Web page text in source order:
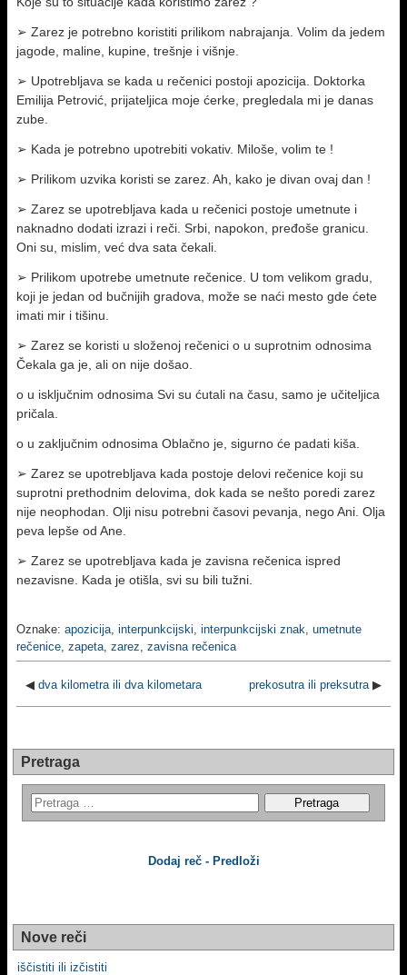
➢ Zarez je potrebno koristiti prilikom nabrajanja. Volim da jedem
jagode, maline, kupine, trešnje i višnje.
➢ Upotrebljava se kada u rečenici postoji apozicija. Doktorka
Emilija Petrović, prijateljica moje ćerke, pregledala mi je danas
zube.
➢ Kada je potrebno upotrebiti vokativ. Miloše, volim te !
➢ Prilikom uzvika koristi se zarez. Ah, kako je divan ovaj dan !
➢ Zarez se upotrebljava kada u rečenici postoje umetnute i
naknadno dodati izrazi i reči. Srbi, napokon, pređoše granicu.
Oni su, mislim, već dva sata čekali.
➢ Prilikom upotrebe umetnute rečenice. U tom velikom gradu,
koji je jedan od bučnijih gradova, može se naći mesto gde ćete
imati mir i tišinu.
➢ Zarez se koristi u složenoj rečenici o u suprotnim odnosima
Čekala ga je, ali on nije došao.
o u isključnim odnosima Svi su ćutali na času, samo je učiteljica
pričala.
o u zaključnim odnosima Oblačno je, sigurno će padati kiša.
➢ Zarez se upotrebljava kada postoje delovi rečenice koji su
suprotni prethodnim delovima, dok kada se nešto poredi zarez
nije neophodan. Olji nisu potrebni časovi pevanja, nego Ani. Olja
peva lepše od Ane.
➢ Zarez se upotrebljava kada je zavisna rečenica ispred
nezavisne. Kada je otišla, svi su bili tužni.
Oznake: apozicija, interpunkcijski, interpunkcijski znak, umetnute
rečenice, zapeta, zarez, zavisna rečenica
◀ dva kilometra ili dva kilometara prekosutra ili preksutra▶
Pretraga
Dodaj reč - Predloži
Nove reči
iščistiti ili izčistiti